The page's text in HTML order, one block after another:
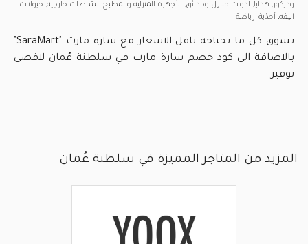
وديكور, هدايا, ادوات منازل وحدائق, الأجهزة المنزلية والمطبخ, نشاطات خارجية, حيوانات
اليفه, أحذية, رياضة
بالاضافة الى كود خصم سارة مارت في سلطنة عُمان لاقصى
توفير
المزيد من المتاجر المميزة في سلطنة عُمان